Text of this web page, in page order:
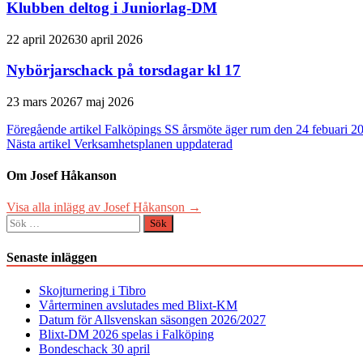
Klubben deltog i Juniorlag-DM
22 april 202630 april 2026
Nybörjarschack på torsdagar kl 17
23 mars 20267 maj 2026
Inläggsnavigering
Föregående artikel Falköpings SS årsmöte äger rum den 24 febuari
Nästa artikel Verksamhetsplanen uppdaterad
Om Josef Håkanson
Visa alla inlägg av Josef Håkanson →
Sök
efter:
Senaste inläggen
Skojturnering i Tibro
Vårterminen avslutades med Blixt-KM
Datum för Allsvenskan säsongen 2026/2027
Blixt-DM 2026 spelas i Falköping
Bondeschack 30 april